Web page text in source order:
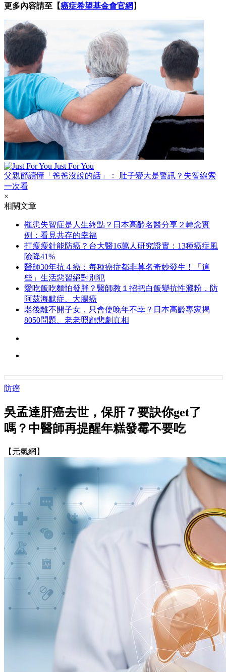
更多內容請至【癌症希望基金會官網 】
Just For You
父親節讀懂「爸爸沒說的話」： 肚子變大是警訊？失智線索
一次看
×
相關文章
罹患失智症是人生終點？日本高齡名醫分享２轉念實
例：看見共存的幸福
打瘦瘦針能防癌？台大醫16萬人研究證實：13種癌症風
險降41%
醫師30年抗４癌：每種癌症都非莫名奇妙發生！「這
些」生活惡習絕對別犯
愛吃飯吃麵怕發胖？醫師教１招把白飯變抗性澱粉，防
阿茲海默症、大腸癌
老後離不開子女，只會使晚年不幸？日本高齡專家揭
8050問題、老老照顧悲劇真相
防癌
吳孟達肝癌去世，保肝７要訣你get了
嗎？中醫師再提醒年糕發霉不要吃
【元氣網】